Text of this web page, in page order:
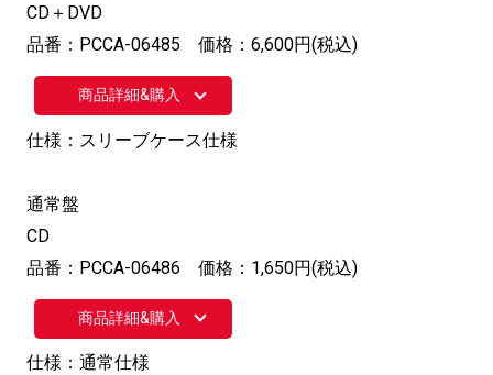
CD＋DVD
品番：PCCA-06485 価格：6,600円(税込)
商品詳細&購入
仕様：スリーブケース仕様
通常盤
CD
品番：PCCA-06486 価格：1,650円(税込)
商品詳細&購入
仕様：通常仕様